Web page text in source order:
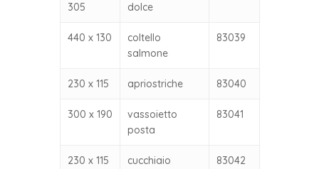
305
dolce
440 x 130
coltello
salmone
83039
230 x 115 apriostriche 83040
300 x 190
vassoietto
posta
83041
230 x 115
cucchiaio
83042